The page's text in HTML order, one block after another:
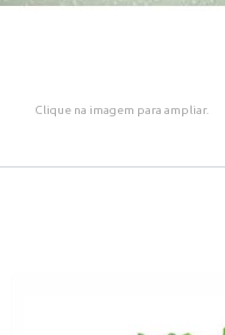
Clique na imagem para ampliar.